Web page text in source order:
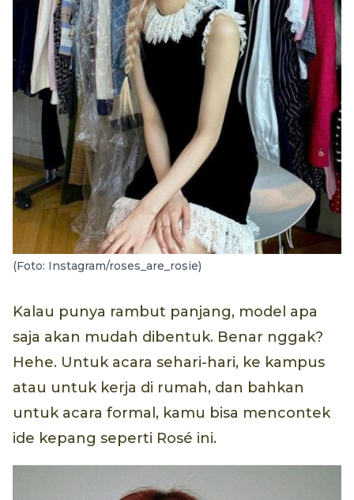
(Foto: Instagram/roses_are_rosie)
Kalau punya rambut panjang, model apa
saja akan mudah dibentuk. Benar nggak?
Hehe. Untuk acara sehari-hari, ke kampus
atau untuk kerja di rumah, dan bahkan
untuk acara formal, kamu bisa mencontek
ide kepang seperti Rosé ini.